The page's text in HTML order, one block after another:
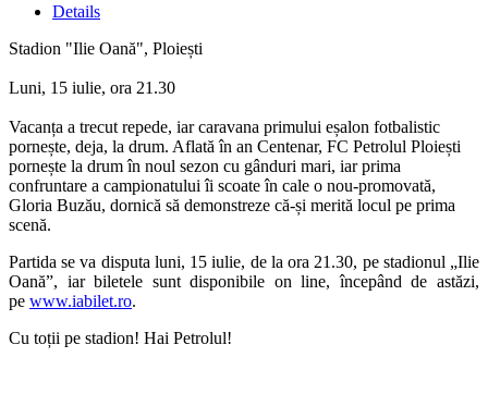
Details
Stadion "Ilie Oană", Ploiești
Luni, 15 iulie, ora 21.30
Vacanța a trecut repede, iar caravana primului eșalon fotbalistic
pornește, deja, la drum. Aflată în an Centenar, FC Petrolul Ploiești
pornește la drum în noul sezon cu gânduri mari, iar prima
confruntare a campionatului îi scoate în cale o nou-promovată,
Gloria Buzău, dornică să demonstreze că-și merită locul pe prima
scenă.
Partida se va disputa luni, 15 iulie, de la ora 21.30, pe stadionul „Ilie
Oană”, iar biletele sunt disponibile on line, începând de astăzi,
pe www.iabilet.ro.
Cu toții pe stadion! Hai Petrolul!